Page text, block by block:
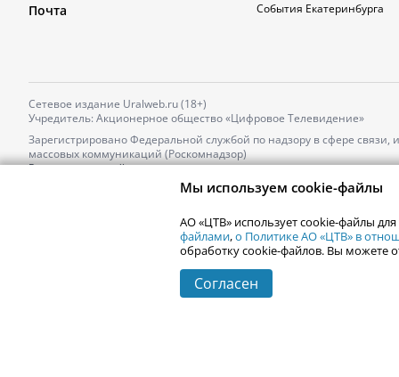
Почта
События Екатеринбурга
Сетевое издание Uralweb.ru (18+)
Учредитель: Акционерное общество «Цифровое Телевидение»
Зарегистрировано Федеральной службой по надзору в сфере
массовых коммуникаций (Роскомнадзор)
Регистрационный номер и дата принятия решения о регистрации:
+7 (912) 244-87-87,
Электронный адрес редакции:news@uralweb.ru
Екатеринбург
Мы используем cookie-файлы
АО «ЦТВ» использует cookie-файлы
файлами,о Политике АО «ЦТВ» в
обработку cookie-файлов. Вы можете
Согласен